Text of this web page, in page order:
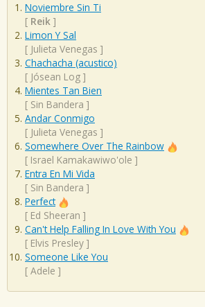
Noviembre Sin Ti
[ Reik ]
Limon Y Sal
[ Julieta Venegas ]
Chachacha (acustico)
[ Jósean Log ]
Mientes Tan Bien
[ Sin Bandera ]
Andar Conmigo
[ Julieta Venegas ]
Somewhere Over The Rainbow
[ Israel Kamakawiwo'ole ]
Entra En Mi Vida
[ Sin Bandera ]
Perfect
[ Ed Sheeran ]
Can't Help Falling In Love With You
[ Elvis Presley ]
Someone Like You
[ Adele ]